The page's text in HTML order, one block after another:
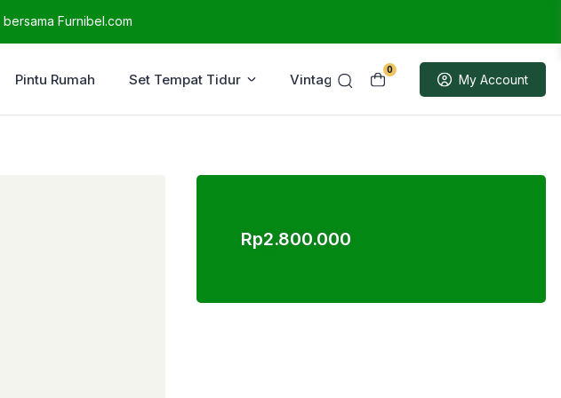
bersama Furnibel.com
0
My Account
Pintu Rumah Set Tempat Tidur Vintage Sample
Rp2.800.000